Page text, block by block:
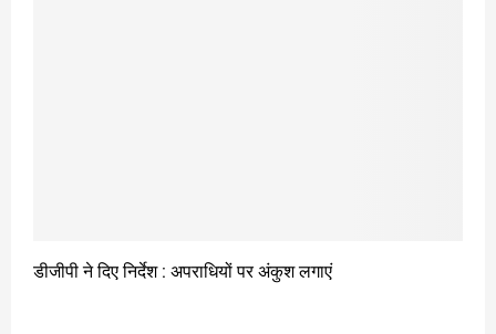
डीजीपी ने दिए निर्देश : अपराधियों पर अंकुश लगाएं